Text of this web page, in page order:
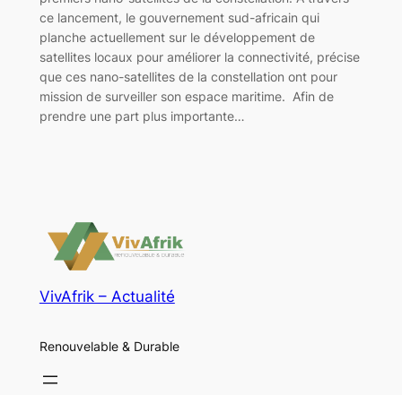
ce lancement, le gouvernement sud-africain qui
planche actuellement sur le développement de
satellites locaux pour améliorer la connectivité, précise
que ces nano-satellites de la constellation ont pour
mission de surveiller son espace maritime. Afin de
prendre une part plus importante…
VivAfrik – Actualité
Renouvelable & Durable